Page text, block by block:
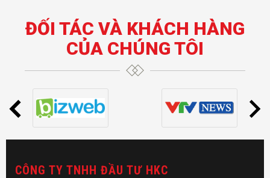
ĐỐI TÁC VÀ KHÁCH HÀNG
CỦA CHÚNG TÔI
CÔNG TY TNHH ĐẦU TƯ HKC